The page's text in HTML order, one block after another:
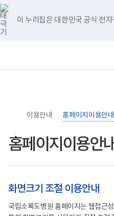
이 누리집은 대한민국 공식 전
너
비
767px
이
하
록
원
로
메
홈
>
이용안내
>
홈페이지이용안내
홈페이지이용안내
본
문
시
작
화면크기 조절 이용안내
국립소록도병원 홈페이지는 웹접근
본
문
종
료